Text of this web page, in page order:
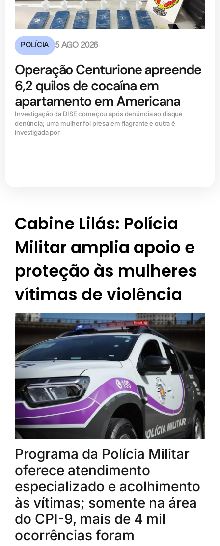
POLÍCIA 5 AGO 2026
Operação Centurione apreende
6,2 quilos de cocaína em
apartamento em Americana
Investigação da DISE começou após denúncia ao disque
denúncia; uma mulher foi presa em flagrante e outra é
investigada por
Cabine Lilás: Polícia
Militar amplia apoio e
proteção às mulheres
vítimas de violência
Programa da Polícia Militar
oferece atendimento
especializado e acolhimento
às vítimas; somente na área
do CPI-9, mais de 4 mil
ocorrências foram